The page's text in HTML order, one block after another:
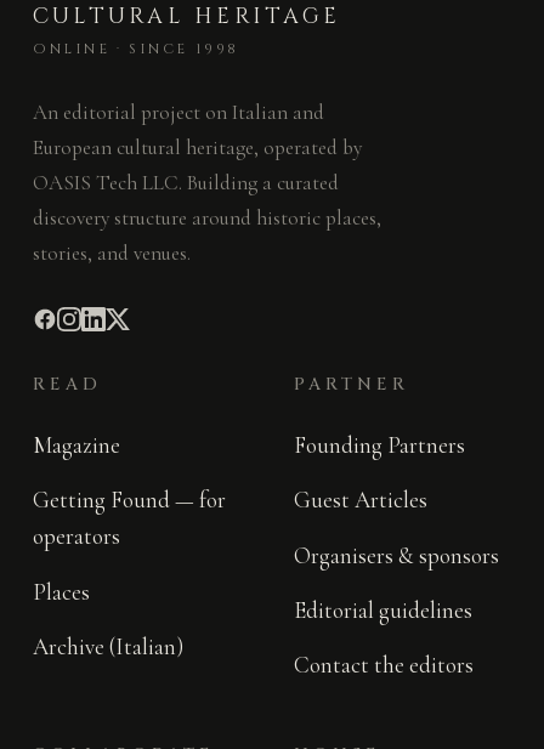
CULTURAL HERITAGE
ONLINE · SINCE 1998
An editorial project on Italian and
European cultural heritage, operated by
OASIS Tech LLC. Building a curated
discovery structure around historic places,
stories, and venues.
READ
Magazine
Getting Found — for
operators
Places
Archive (Italian)
PARTNER
Founding Partners
Guest Articles
Organisers & sponsors
Editorial guidelines
Contact the editors